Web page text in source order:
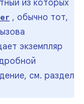
из которых
, обычно тот,
экземпляр
см. раздел